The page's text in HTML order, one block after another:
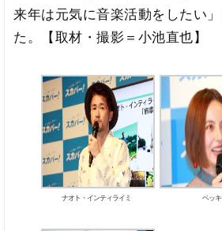
来年は元気に音楽活動をしたい
た。【取材・撮影＝小池直也】
ナオト・インティライミ ベッ